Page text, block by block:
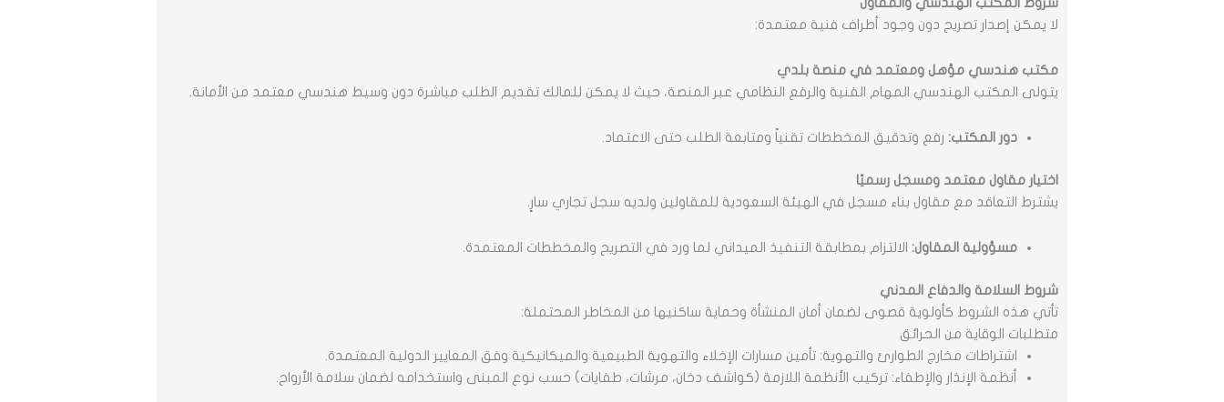
لا يمكن إصدار تصريح دون وجود أطراف فنية معتمدة:
مكتب هندسي مؤهل ومعتمد في منصة بلدي
يتولى المكتب الهندسي المهام الفنية والرفع النظامي عبر المنصة، حيث لا يمكن للمالك تقديم الطلب مباشرة دون وسيط هندسي معتمد من الأمانة.
دور المكتب: رفع وتدقيق المخططات تقنياً ومتابعة الطلب حتى الاعتماد.
اختيار مقاول معتمد ومسجل رسميًا
يشترط التعاقد مع مقاول بناء مسجل في الهيئة السعودية للمقاولين ولديه سجل تجاري سارٍ.
مسؤولية المقاول: الالتزام بمطابقة التنفيذ الميداني لما ورد في التصريح والمخططات المعتمدة.
شروط السلامة والدفاع المدني
تأتي هذه الشروط كأولوية قصوى لضمان أمان المنشأة وحماية ساكنيها من المخاطر المحتملة:
متطلبات الوقاية من الحرائق
اشتراطات مخارج الطوارئ والتهوية: تأمين مسارات الإخلاء والتهوية الطبيعية والميكانيكية وفق المعايير الدولية المعتمدة.
أنظمة الإنذار والإطفاء: تركيب الأنظمة اللازمة (كواشف دخان، مرشات، طفايات) حسب نوع المبنى واستخدامه لضمان سلامة الأرواح.